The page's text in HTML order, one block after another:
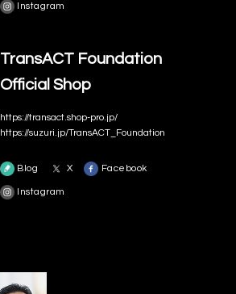
Instagram
TransACT Foundation
Official Shop
https://transact.shop-pro.jp/
https://suzuri.jp/TransACT_Foundation
Blog X Facebook
Instagram